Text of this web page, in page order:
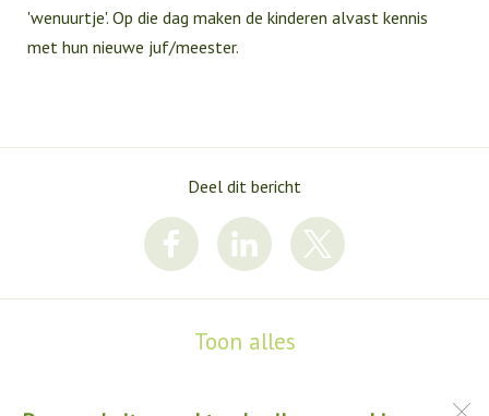
'wenuurtje'. Op die dag maken de kinderen alvast kennis
met hun nieuwe juf/meester.
Deel dit bericht
Toon alles